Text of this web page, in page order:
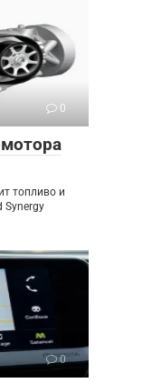
0
топливо и
Synergy
0